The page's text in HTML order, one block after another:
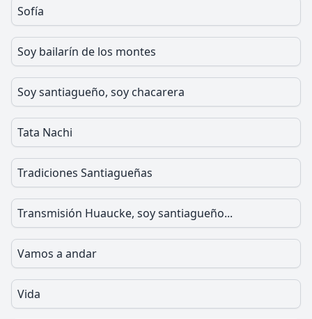
Sofía
Soy bailarín de los montes
Soy santiagueño, soy chacarera
Tata Nachi
Tradiciones Santiagueñas
Transmisión Huaucke, soy santiagueño...
Vamos a andar
Vida